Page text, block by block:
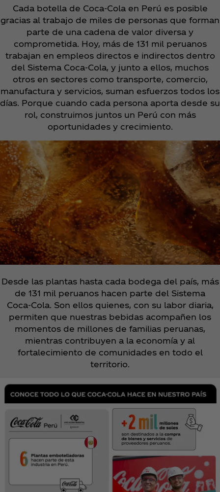
Cada botella de Coca‑Cola en Perú es posible
gracias al trabajo de miles de personas que forman
parte de una cadena de valor diversa y
comprometida. Hoy, más de 131 mil peruanos
trabajan en empleos directos e indirectos dentro
del Sistema Coca‑Cola, y junto a ellos, muchos
otros en sectores como transporte, comercio,
manufactura y servicios, suman esfuerzos todos los
días. Porque cuando cada persona aporta desde su
rol, construimos juntos un Perú con más
oportunidades y crecimiento.
Desde las plantas hasta cada bodega del país, más
de 131 mil peruanos hacen parte del Sistema
Coca‑Cola. Son ellos quienes, con su labor diaria,
permiten que nuestras bebidas acompañen los
momentos de millones de familias peruanas,
mientras contribuyen a la economía y al
fortalecimiento de comunidades en todo el
territorio.